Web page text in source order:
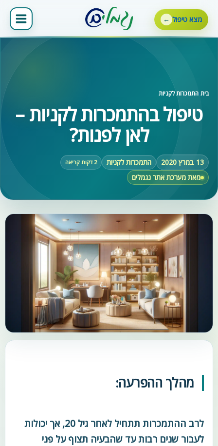
לתוכןמצא טיפול
בית‹התמכרות לקניות
טיפול בהתמכרות לקניות –
לאן לפנות?
13 במרץ 2020 התמכרות לקניות 2 דקות קריאה
מאת מערכת אתר נגמלים
מהלך ההפרעה:
לרב ההתמכרות תתחיל לאחר גיל 20, אך יכולות
לעבור שנים רבות עד שהבעיה תצוף על פני